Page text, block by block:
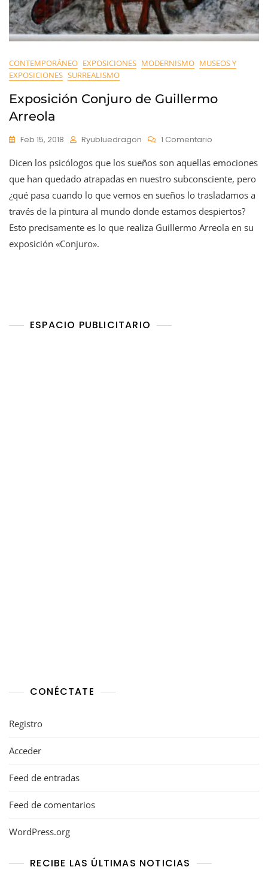
CONTEMPORÁNEO EXPOSICIONES MODERNISMO MUSEOS Y
EXPOSICIONES SURREALISMO
Exposición Conjuro de Guillermo
Arreola
Feb 15, 2018 Ryubluedragon 1 Comentario
Conjuro
De
Guillermo
Arreola
Dicen los psicólogos que los sueños son aquellas emociones
que han quedado atrapadas en nuestro subconsciente, pero
¿qué pasa cuando lo que vemos en sueños lo trasladamos a
través de la pintura al mundo donde estamos despiertos?
Esto precisamente es lo que realiza Guillermo Arreola en su
exposición «Conjuro».
ESPACIO PUBLICITARIO
CONÉCTATE
Registro
Acceder
Feed de entradas
Feed de comentarios
WordPress.org
RECIBE LAS ÚLTIMAS NOTICIAS